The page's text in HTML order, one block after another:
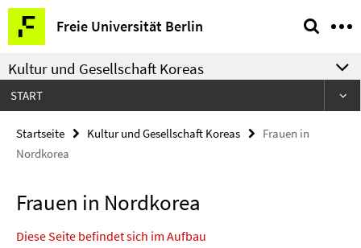
Springe
direkt
zu
Inhalt
Freie Universität Berlin
Service-
Navigation
Kultur und Gesellschaft Koreas
START
Startseite Kultur und Gesellschaft Koreas
Frauen in
Nordkorea
Frauen in Nordkorea
Diese Seite befindet sich im Aufbau